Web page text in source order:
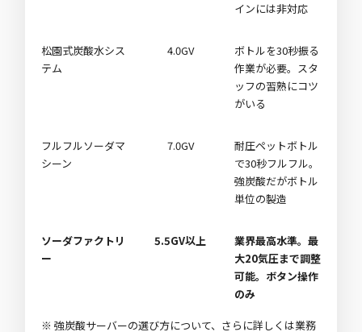
インには非対応
松園式炭酸水シス
テム
4.0GV
ボトルを30秒振る
作業が必要。スタ
ッフの習熟にコツ
がいる
フルフルソーダマ
シーン
7.0GV
耐圧ペットボトル
で30秒フルフル。
強炭酸だがボトル
単位の製造
ソーダファクトリ
ー
5.5GV以上
業界最高水準。最
大20気圧まで調整
可能。ボタン操作
のみ
※ 強炭酸サーバーの選び方について、さらに詳しくは業務